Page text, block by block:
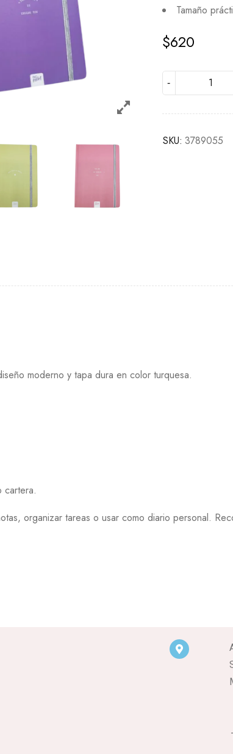
Tamaño
$620
SKU: 3789055
moderno y tapa dura en color turquesa.
cartera.
organizar tareas o usar como diario personal.